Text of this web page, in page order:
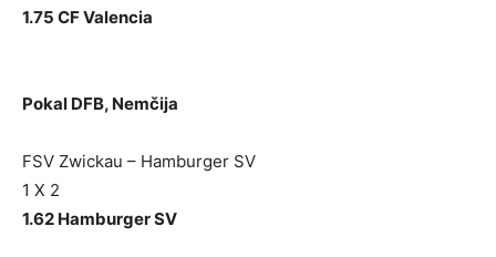
1.75 CF Valencia
Pokal DFB, Nemčija
FSV Zwickau – Hamburger SV
1 X 2
1.62 Hamburger SV